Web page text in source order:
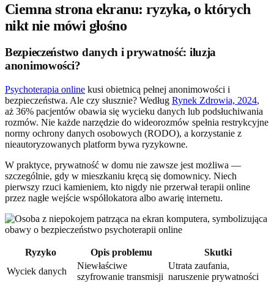
Ciemna strona ekranu: ryzyka, o których
nikt nie mówi głośno
Bezpieczeństwo danych i prywatność: iluzja
anonimowości?
Psychoterapia online kusi obietnicą pełnej anonimowości i
bezpieczeństwa. Ale czy słusznie? Według Rynek Zdrowia, 2024,
aż 36% pacjentów obawia się wycieku danych lub podsłuchiwania
rozmów. Nie każde narzędzie do wideorozmów spełnia restrykcyjne
normy ochrony danych osobowych (RODO), a korzystanie z
nieautoryzowanych platform bywa ryzykowne.
W praktyce, prywatność w domu nie zawsze jest możliwa —
szczególnie, gdy w mieszkaniu kręcą się domownicy. Niech
pierwszy rzuci kamieniem, kto nigdy nie przerwał terapii online
przez nagłe wejście współlokatora albo awarię internetu.
Ryzyko Opis problemu
Skutki
Wyciek danych
Niewłaściwe
szyfrowanie transmisji
Utrata zaufania,
naruszenie prywatności